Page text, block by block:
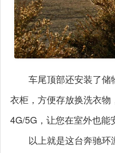
车尾顶部还安装了
衣柜，方便存放换洗衣
4G/5G，让您在室外也
以上就是这台奔驰